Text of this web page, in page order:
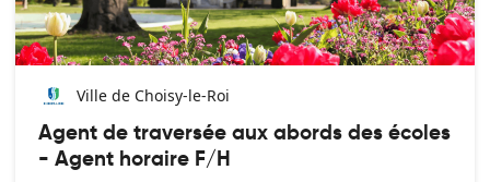
Ville de Choisy-le-Roi
Agent de traversée aux abords des écoles
- Agent horaire F/H